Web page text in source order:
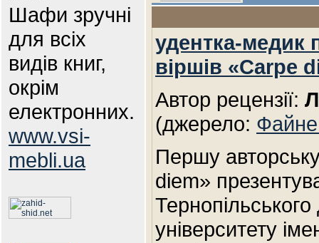
Шафи зручні
для всіх
видів книг,
окрім
електронних.
www.vsi-
mebli.ua
удентка-медик
віршів «Carpe
Автор рецензії:
(джерело: Файне
Першу
diem»
університету